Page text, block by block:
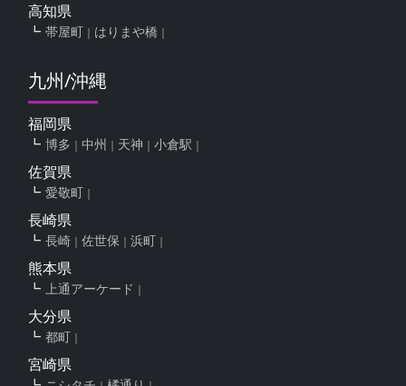
高知県
帯屋町 はりまや橋
九州/沖縄
福岡県
博多 中州 天神 小倉駅
佐賀県
愛敬町
長崎県
長崎 佐世保 浜町
熊本県
上通アーケード
大分県
都町
宮崎県